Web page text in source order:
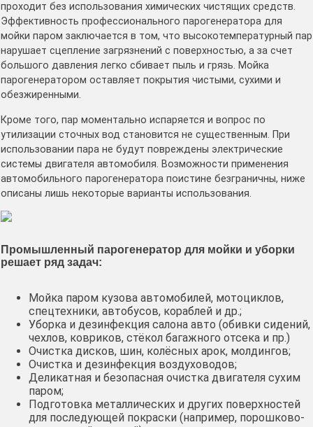
проходит без использования химических чистящих средств.
Эффективность профессионального парогенератора для
мойки паром заключается в том, что высокотемпературный пар
нарушает сцепление загрязнений с поверхностью, а за счет
большого давления легко сбивает пыль и грязь. Мойка
парогенератором оставляет покрытия чистыми, сухими и
обезжиренными.
Кроме того, пар моментально испаряется и вопрос по
утилизации сточных вод становится не существенным. При
использовании пара не будут повреждены электрические
системы двигателя автомобиля. Возможности применения
автомобильного парогенератора поистине безграничны, ниже
описаны лишь некоторые варианты использования.
Промышленный парогенератор для мойки и уборки
решает ряд задач:
Мойка паром кузова автомобилей, мотоциклов,
спецтехники, автобусов, кораблей и др.;
Уборка и дезинфекция салона авто (обивки сидений,
чехлов, ковриков, стёкол багажного отсека и пр.)
Очистка дисков, шин, колёсных арок, молдингов;
Очистка и дезинфекция воздуховодов;
Деликатная и безопасная очистка двигателя сухим
паром;
Подготовка металлических и других поверхностей
для последующей покраски (например, порошково-